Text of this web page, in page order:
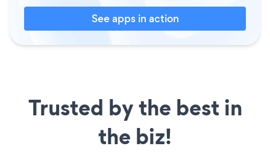
See apps in action
Trusted by the best in
the biz!